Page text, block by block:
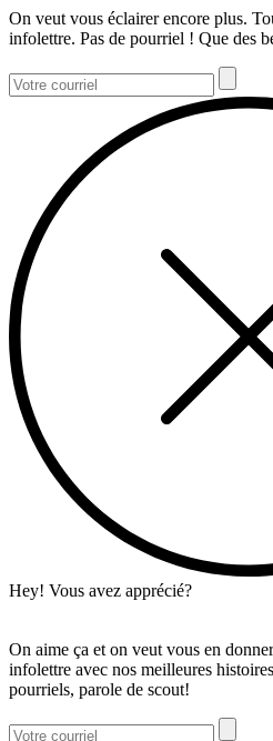
On veut vous éclairer encore plus.
infolettre. Pas de pourriel ! Que des
Hey! Vous avez apprécié?
On aime ça et on veut vous en
infolettre avec nos meilleures
pourriels, parole de scout!